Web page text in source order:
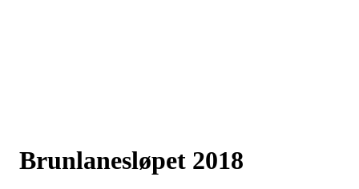
Brunlanesløpet 2018